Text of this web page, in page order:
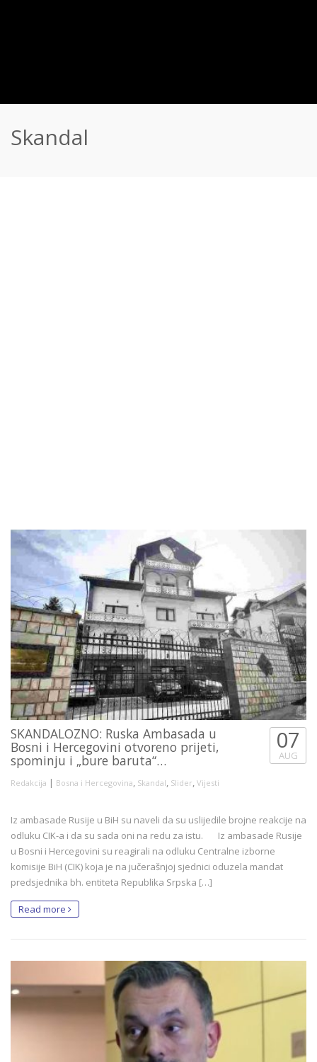
Skandal
SKANDALOZNO: Ruska Ambasada u
Bosni i Hercegovini otvoreno prijeti,
spominju i „bure baruta“…
Redakcija | Bosna i Hercegovina, Skandal, Slider, Vijesti
07
AUG
Iz ambasade Rusije u BiH su naveli da su uslijedile brojne reakcije na
odluku CIK-a i da su sada oni na redu za istu. Iz ambasade Rusije
u Bosni i Hercegovini su reagirali na odluku Centralne izborne
komisije BiH (CIK) koja je na jučerašnjoj sjednici oduzela mandat
predsjednika bh. entiteta Republika Srpska […]
Read more